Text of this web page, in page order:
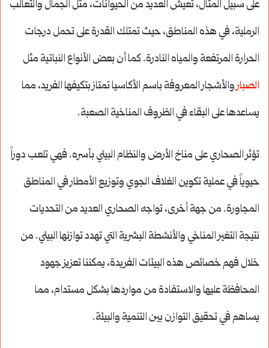
على سبيل المثال، تعيش العديد من الحيوانات، مثل الجمال والثعالب
الرملية، في هذه المناطق، حيث تمتلك القدرة على تحمل درجات
الحرارة المرتفعة والمياه النادرة. كما أن بعض الأنواع النباتية مثل
الصباروالأشجار المعروفة باسم الأكاسيا تمتاز بتكيفها الفريد، مما
يساعدها على البقاء في الظروف المناخية الصعبة.
تؤثر الصحاري على مناخ الأرض والنظام البيئي بأسره. فهي تلعب دوراً
حيوياً في عملية تكوين الغلاف الجوي وتوزيع الأمطار في المناطق
المجاورة. من جهة أخرى، تواجه الصحاري العديد من التحديات
نتيجة التغير المناخي والأنشطة البشرية التي تهدد توازنها البيئي. من
خلال فهم خصائص هذه البيئات الفريدة، يمكننا تعزيز جهود
المحافظة عليها والاستفادة من مواردها بشكل مستدام، مما
يساهم في تحقيق التوازن بين التنمية والبيئة.